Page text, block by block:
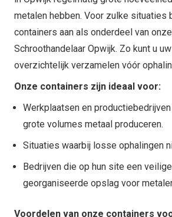
metalen hebben. Voor zulke situaties
containers aan als onderdeel van
Schroothandelaar Opwijk. Zo kunt u
overzichtelijk verzamelen vóór
Onze containers zijn ideaal voor:
Werkplaatsen en
grote volumes metaal produceren.
Situaties waarbij losse ophalingen
Bedrijven die op hun site een
georganiseerde opslag voor
Voordelen van onze containers